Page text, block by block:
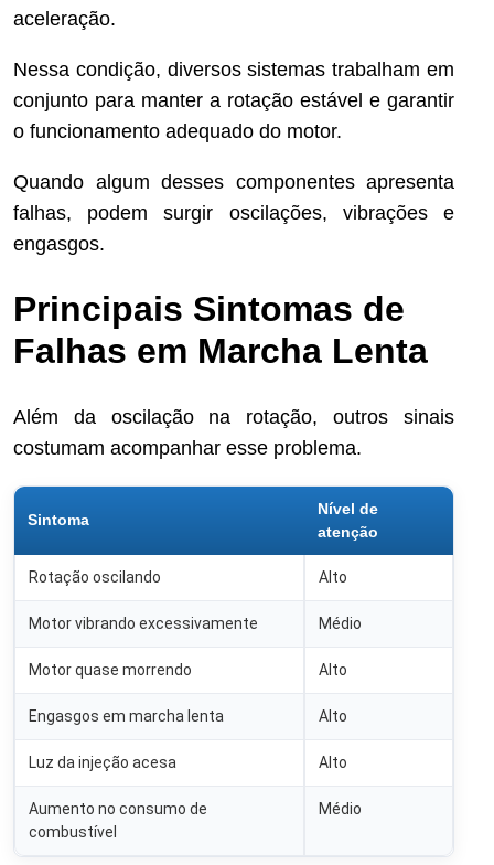
aceleração.
Nessa condição, diversos sistemas trabalham em
conjunto para manter a rotação estável e garantir
o funcionamento adequado do motor.
Quando algum desses componentes apresenta
falhas, podem surgir oscilações, vibrações e
engasgos.
Principais Sintomas de
Falhas em Marcha Lenta
Além da oscilação na rotação, outros sinais
costumam acompanhar esse problema.
Sintoma
Nível de
atenção
Rotação oscilando Alto
Motor vibrando excessivamente Médio
Motor quase morrendo Alto
Engasgos em marcha lenta Alto
Luz da injeção acesa Alto
Aumento no consumo de
combustível
Médio